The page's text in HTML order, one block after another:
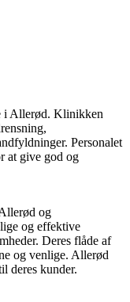
i Allerød. Klinikken
Personalet
at give god og
og
og effektive
Deres flåde af
og venlige. Allerød
deres kunder.